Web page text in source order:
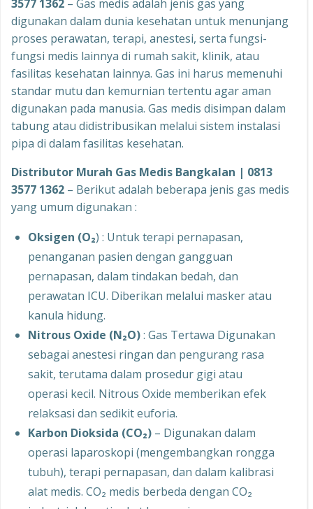
3577 1362 – Gas medis adalah jenis gas yang
digunakan dalam dunia kesehatan untuk menunjang
proses perawatan, terapi, anestesi, serta fungsi-
fungsi medis lainnya di rumah sakit, klinik, atau
fasilitas kesehatan lainnya. Gas ini harus memenuhi
standar mutu dan kemurnian tertentu agar aman
digunakan pada manusia. Gas medis disimpan dalam
tabung atau didistribusikan melalui sistem instalasi
pipa di dalam fasilitas kesehatan.
Distributor Murah Gas Medis Bangkalan | 0813
3577 1362 – Berikut adalah beberapa jenis gas medis
yang umum digunakan :
Oksigen (O₂) : Untuk terapi pernapasan,
penanganan pasien dengan gangguan
pernapasan, dalam tindakan bedah, dan
perawatan ICU. Diberikan melalui masker atau
kanula hidung.
Nitrous Oxide (N₂O): Gas Tertawa Digunakan
sebagai anestesi ringan dan pengurang rasa
sakit, terutama dalam prosedur gigi atau
operasi kecil. Nitrous Oxide memberikan efek
relaksasi dan sedikit euforia.
Karbon Dioksida (CO₂) – Digunakan dalam
operasi laparoskopi (mengembangkan rongga
tubuh), terapi pernapasan, dan dalam kalibrasi
alat medis. CO₂ medis berbeda dengan CO₂